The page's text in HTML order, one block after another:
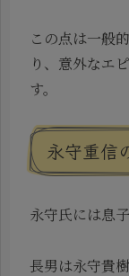
この点は一般
り、意外なエ
す。
永守重信
永守氏には息
長男は永守貴